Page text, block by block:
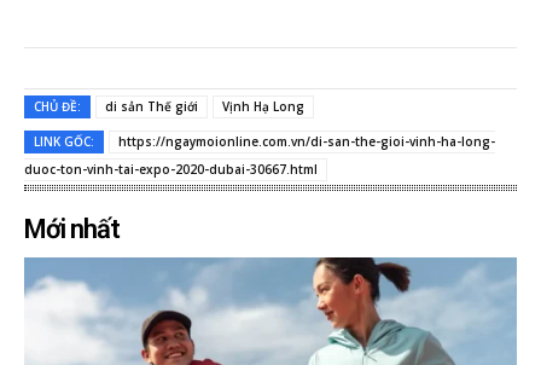
CHỦ ĐỀ: di sản Thế giới Vịnh Hạ Long
LINK GỐC:
https://ngaymoionline.com.vn/di-san-the-gioi-vinh-ha-long-
duoc-ton-vinh-tai-expo-2020-dubai-30667.html
Mới nhất